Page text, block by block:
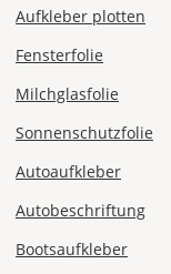
Priority
Deutschland
Fr., 14.08. - Di.,
ab 7,98
Produktionsaufschlag
Aufkleber plotten
Fensterfolie
Milchglasfolie
Sonnenschutzfolie
Autoaufkleber
Autobeschriftung
Bootsaufkleber